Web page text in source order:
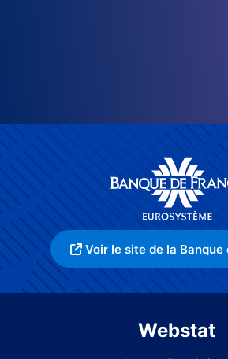
Voir le site de la Banque
Webstat